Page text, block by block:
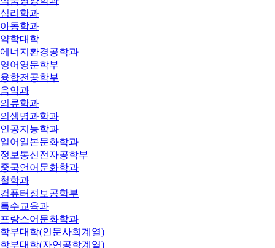
심리학과
아동학과
약학대학
에너지환경공학과
영어영문학부
융합전공학부
음악과
의류학과
의생명과학과
인공지능학과
일어일본문화학과
정보통신전자공학부
중국언어문화학과
철학과
컴퓨터정보공학부
특수교육과
프랑스어문화학과
학부대학(인문사회계열)
학부대학(자연공학계열)